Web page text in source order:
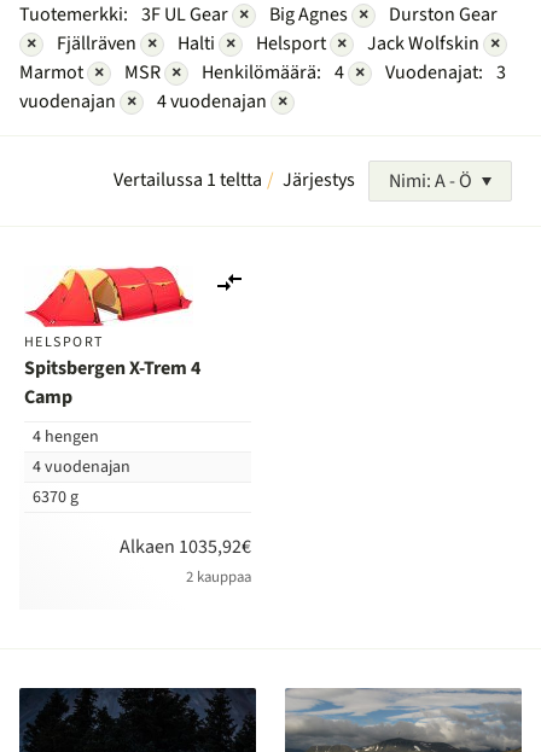
Tuotemerkki: 3F UL Gear × Big Agnes ×
Durston Gear
×
Fjällräven × Halti × Helsport × Jack Wolfskin ×
Marmot × MSR × Henkilömäärä: 4 × Vuodenajat: 3
vuodenajan × 4 vuodenajan ×
Vertailussa 1 teltta Järjestys Nimi: A - Ö
HELSPORT
Spitsbergen X-Trem 4
Camp
4 hengen
4 vuodenajan
6370 g
Alkaen 1035,92€
2 kauppaa